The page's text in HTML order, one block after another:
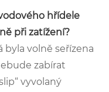
hřídele
při zatížení?
byla volně seřízena
zabírat
vyvolaný